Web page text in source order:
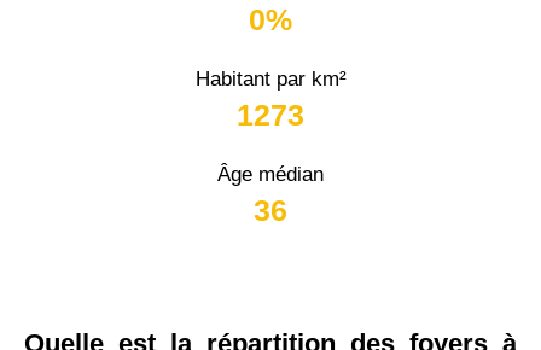
0%
Habitant par km²
1273
Âge médian
36
Quelle est la répartition des foyers à